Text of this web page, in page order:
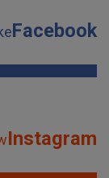
Facebook
Instagram